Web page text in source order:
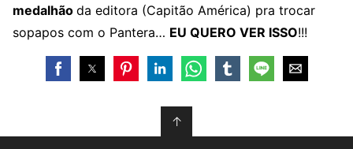
medalhão da editora (Capitão América) pra trocar
sopapos com o Pantera… EU QUERO VER ISSO!!!
↑